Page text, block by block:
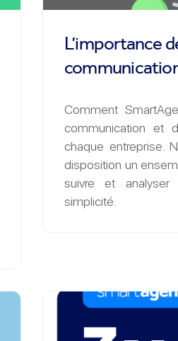
L’importance
Comment
communication et
chaque entreprise.
disposition un
suivre et
simplicité.